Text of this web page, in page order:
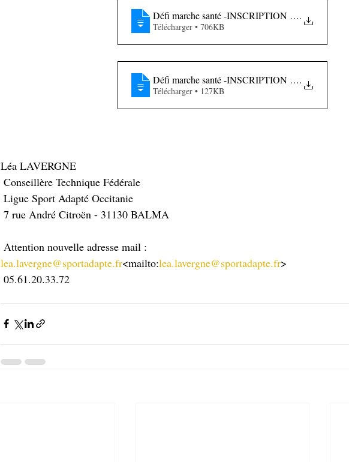
Défi marche santé -INSCRIPTION et RESULT
.
Télécharger • 706KB
Défi marche santé -INSCRIPTION et RESULT
.
Télécharger • 127KB
Léa LAVERGNE
Conseillère Technique Fédérale
Ligue Sport Adapté Occitanie
7 rue André Citroën - 31130 BALMA
Attention nouvelle adresse mail :
lea.lavergne@sportadapte.fr<mailto:lea.lavergne@sportadapte.fr>
05.61.20.33.72